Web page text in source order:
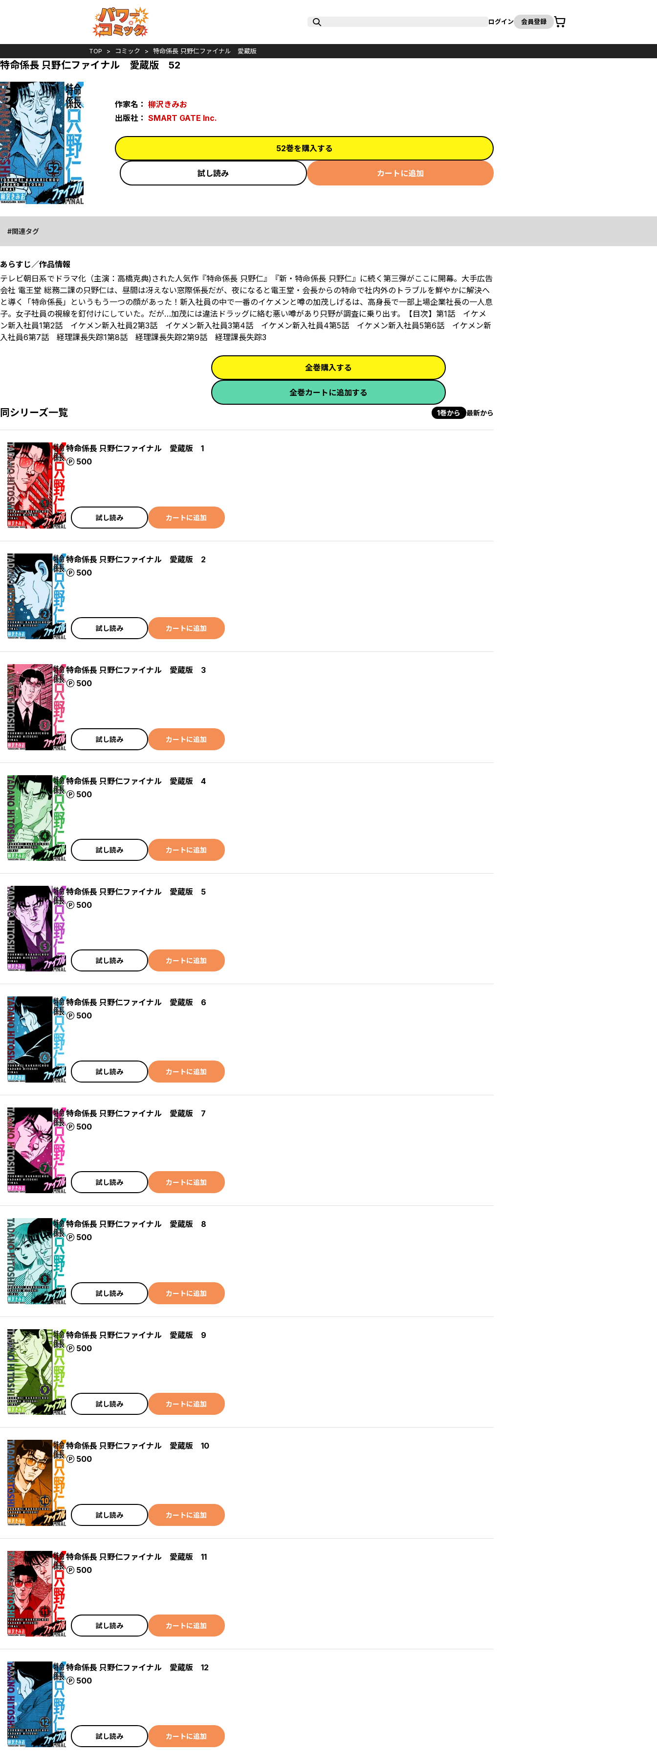
ログイン 会員登録
カート
TOP コミック 特命係長 只野仁ファイナル 愛蔵版
特命係長 只野仁ファイナル 愛蔵版 52
作家名： 柳沢きみお
出版社： SMART GATE Inc.
52巻を購入する
試し読み カートに追加
関連タグ
あらすじ／作品情報
テレビ朝日系でドラマ化（主演：高橋克典)された人気作『特命係長 只野仁』『新・特命係長 只野仁』に続く第三弾がここに開幕。大手広告
会社 電王堂 総務二課の只野仁は、昼間は冴えない窓際係長だが、夜になると電王堂・会長からの特命で社内外のトラブルを鮮やかに解決へ
と導く「特命係長」というもう一つの顔があった――！新入社員の中で一番のイケメンと噂の加茂しげるは、高身長で一部上場企業社長の一人息
子。女子社員の視線を釘付けにしていた。だが…加茂には違法ドラッグに絡む悪い噂があり只野が調査に乗り出す。【目次】第1話 イケメ
ン新入社員1第2話 イケメン新入社員2第3話 イケメン新入社員3第4話 イケメン新入社員4第5話 イケメン新入社員5第6話 イケメン新
入社員6第7話 経理課長失踪1第8話 経理課長失踪2第9話 経理課長失踪3
全巻購入する
全巻カートに追加する
同シリーズ一覧 1巻から 最新から
特命係長 只野仁ファイナル 愛蔵版 1
500
ポイント
試し読み カートに追加
特命係長 只野仁ファイナル 愛蔵版 2
500
ポイント
試し読み カートに追加
特命係長 只野仁ファイナル 愛蔵版 3
500
ポイント
試し読み カートに追加
特命係長 只野仁ファイナル 愛蔵版 4
500
ポイント
試し読み カートに追加
特命係長 只野仁ファイナル 愛蔵版 5
500
ポイント
試し読み カートに追加
特命係長 只野仁ファイナル 愛蔵版 6
500
ポイント
試し読み カートに追加
特命係長 只野仁ファイナル 愛蔵版 7
500
ポイント
試し読み カートに追加
特命係長 只野仁ファイナル 愛蔵版 8
500
ポイント
試し読み カートに追加
特命係長 只野仁ファイナル 愛蔵版 9
500
ポイント
試し読み カートに追加
特命係長 只野仁ファイナル 愛蔵版 10
500
ポイント
試し読み カートに追加
特命係長 只野仁ファイナル 愛蔵版 11
500
ポイント
試し読み カートに追加
特命係長 只野仁ファイナル 愛蔵版 12
500
ポイント
試し読み カートに追加